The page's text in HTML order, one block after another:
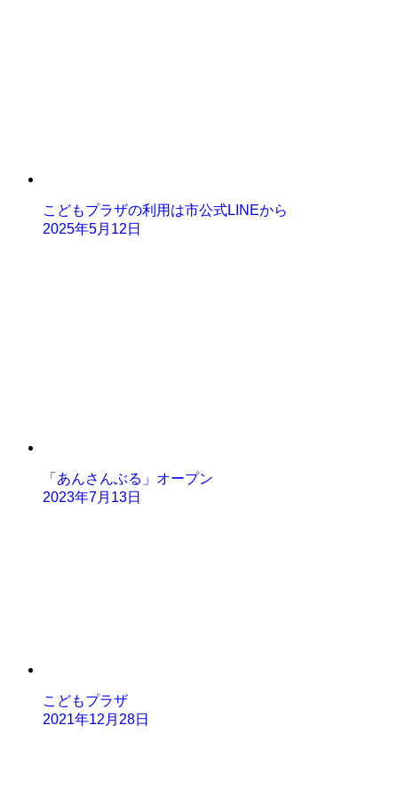
こどもプラザの利用は市公式LINEから
2025年5月12日
「あんさんぶる」オープン
2023年7月13日
こどもプラザ
2021年12月28日